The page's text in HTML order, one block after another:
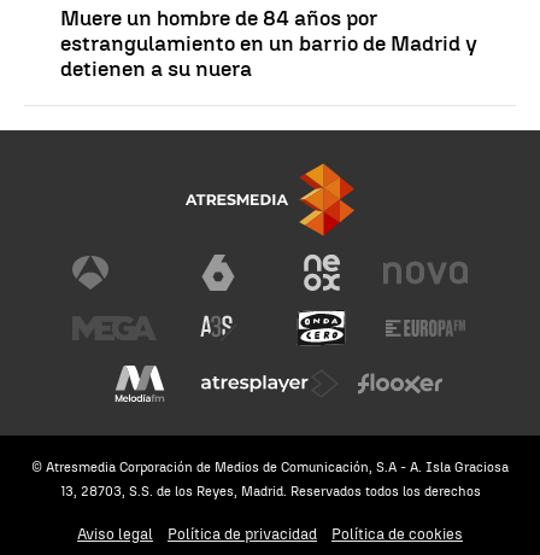
Muere un hombre de 84 años por
estrangulamiento en un barrio de Madrid y
detienen a su nuera
© Atresmedia Corporación de Medios de Comunicación, S.A - A. Isla Graciosa
13, 28703, S.S. de los Reyes, Madrid. Reservados todos los derechos
Aviso legal Política de privacidad Política de cookies